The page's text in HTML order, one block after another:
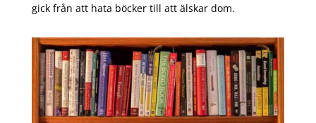
gick från att hata böcker till att älskar dom.